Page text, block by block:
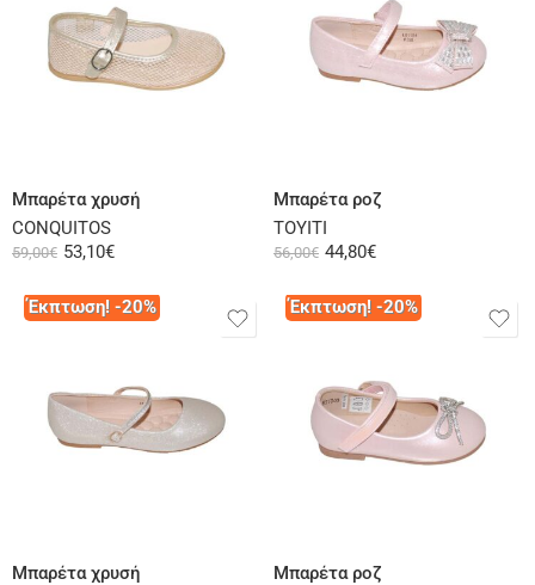
Μπαρέτα χρυσή
CONQUITOS
59,00€ 53,10€
Μπαρέτα ροζ
ΤΟΥΙΤΙ
56,00€ 44,80€
Έκπτωση! -20%
Μπαρέτα χρυσή
Έκπτωση! -20%
Μπαρέτα ροζ